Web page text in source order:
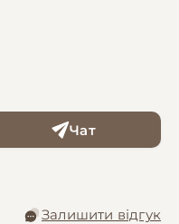
Чат
Залишити відгук